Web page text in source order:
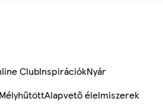
ClubInspirációkNyár
MélyhűtöttAlapvető élelmiszerek